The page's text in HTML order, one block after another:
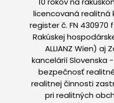
licencovaná realitná
register č. FN 430970
Rakúskej
ALLIANZ Wien) aj
kancelárií Slovenska
bezpečnosť
realitnej činnosti
pri realitných